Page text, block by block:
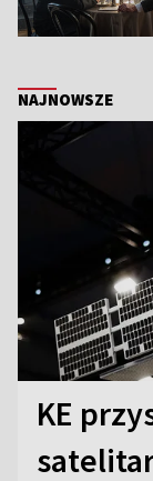
NAJNOWSZE
KE